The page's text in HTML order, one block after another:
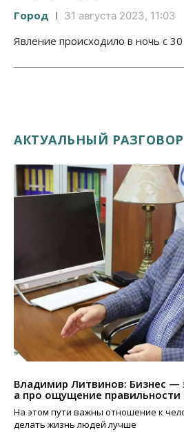
Город 31 августа 2023, 11:03
Явление происходило в ночь с 30
АКТУАЛЬНЫЙ РАЗГОВОР
Владимир Литвинов: Бизнес —
а про ощущение правильности
На этом пути важны отношение к
делать жизнь людей лучше